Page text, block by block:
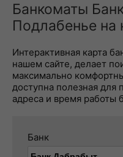
Банкоматы
Подлабенье на
Интерактивная карта
нашем сайте, делает
максимально
доступна полезная для
адреса и время работы
Банк